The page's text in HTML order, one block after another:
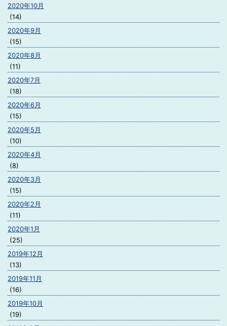
2020年10月
(14)
2020年9月
(15)
2020年8月
(11)
2020年7月
(18)
2020年6月
(15)
2020年5月
(10)
2020年4月
(8)
2020年3月
(15)
2020年2月
(11)
2020年1月
(25)
2019年12月
(13)
2019年11月
(16)
2019年10月
(19)